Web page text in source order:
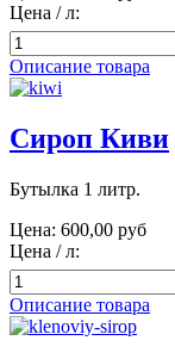
Цена / л:
Описание товара
Сироп Киви
Бутылка 1 литр.
Цена: 600,00 руб
Цена / л:
Описание товара